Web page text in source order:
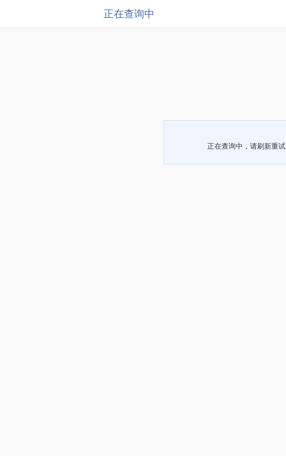
正在查询中
正在查询中，请刷新重试